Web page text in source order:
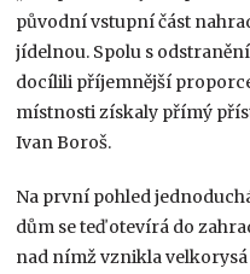
původní vstupní část
jídelnou. Spolu s
docílili příjemnější
místnosti získaly přímý
Ivan Boroš.
Na první pohled
dům se teď otevírá do
nad nímž vznikla velkorysá